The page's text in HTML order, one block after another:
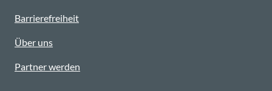
Barrierefreiheit
Über uns
Partner werden